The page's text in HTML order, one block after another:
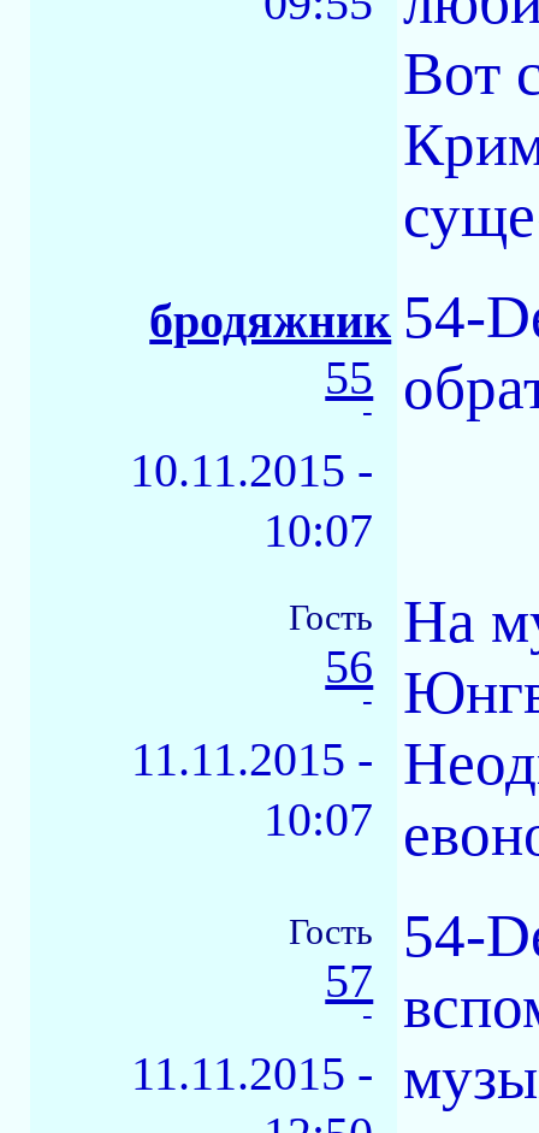
Вот
бродяжник
55
-
10.11.2015 -
10:07
54-
Гость
56
-
11.11.2015 -
10:07
На
Гость
57
-
11.11.2015 -
54-